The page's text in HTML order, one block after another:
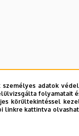
adatok
folyamatait
körültekintéssel
linkre kattintva